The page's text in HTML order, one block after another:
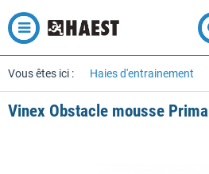
Vous êtes ici : Haies d'entrainement
Vinex Obstacle mousse Prima